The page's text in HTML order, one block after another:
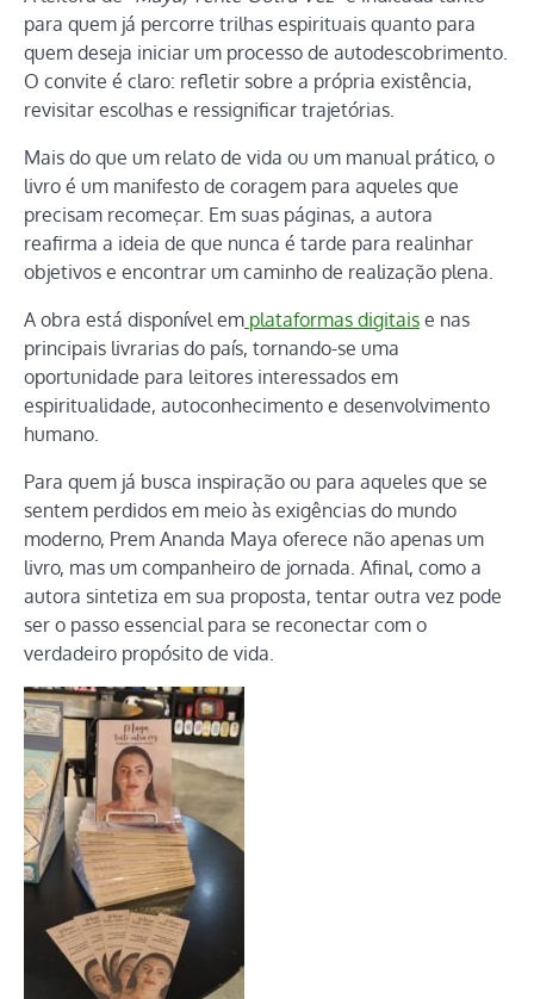
para quem já percorre trilhas espirituais quanto para
quem deseja iniciar um processo de autodescobrimento.
O convite é claro: refletir sobre a própria existência,
revisitar escolhas e ressignificar trajetórias.
Mais do que um relato de vida ou um manual prático, o
livro é um manifesto de coragem para aqueles que
precisam recomeçar. Em suas páginas, a autora
reafirma a ideia de que nunca é tarde para realinhar
objetivos e encontrar um caminho de realização plena.
A obra está disponível em plataformas digitais e nas
principais livrarias do país, tornando-se uma
oportunidade para leitores interessados em
espiritualidade, autoconhecimento e desenvolvimento
humano.
Para quem já busca inspiração ou para aqueles que se
sentem perdidos em meio às exigências do mundo
moderno, Prem Ananda Maya oferece não apenas um
livro, mas um companheiro de jornada. Afinal, como a
autora sintetiza em sua proposta, tentar outra vez pode
ser o passo essencial para se reconectar com o
verdadeiro propósito de vida.